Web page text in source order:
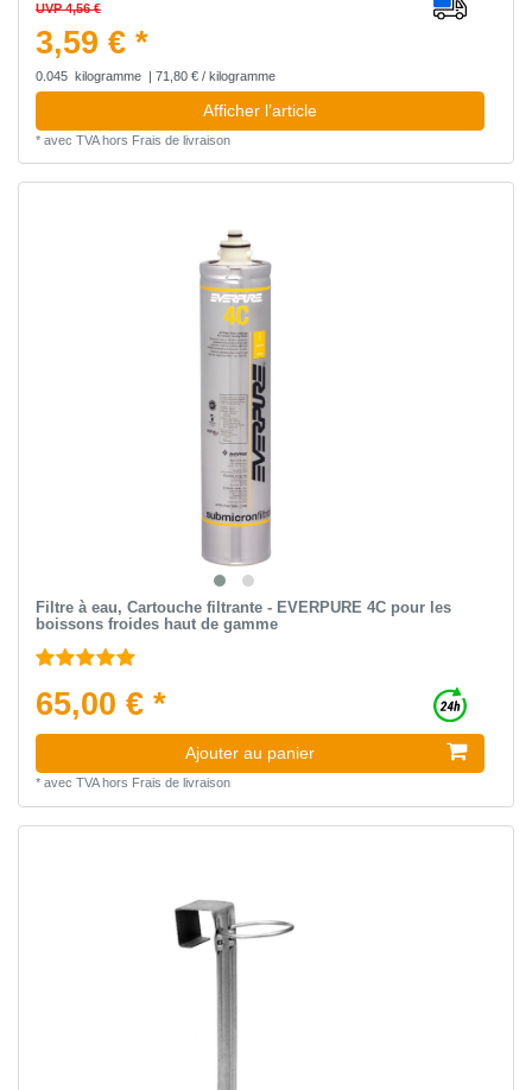
UVP 4,56 €
3,59 € *
0.045 kilogramme | 71,80 € / kilogramme
Afficher l’article
* avec TVAhors Frais de livraison
Filtre à eau, Cartouche filtrante - EVERPURE 4C pour les
boissons froides haut de gamme
65,00 € *
Ajouter au panier
* avec TVAhors Frais de livraison